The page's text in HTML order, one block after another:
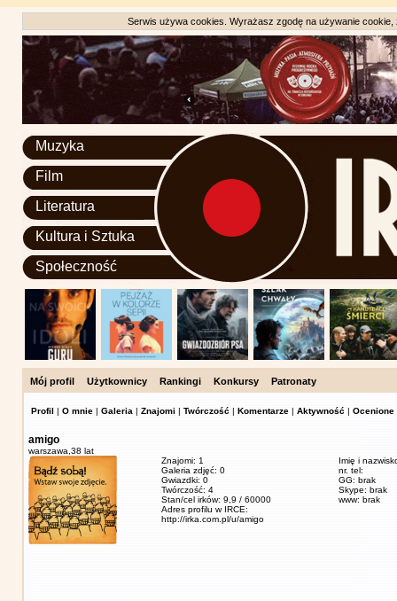
Serwis używa cookies. Wyrażasz zgodę na używanie
Muzyka
Film
Literatura
Kultura i Sztuka
Społeczność
Mój profil Użytkownicy Rankingi Konkursy Patronaty
Profil | O mnie | Galeria | Znajomi | Twórczość | Komentarze | Aktywność | Ocenione
amigo
warszawa, 38 lat
Znajomi: 1
Galeria zdjęć: 0
Gwiazdki: 0
Twórczość: 4
Stan/cel irków: 9,9 / 60000
Adres profilu w IRCE:
http://irka.com.pl/u/amigo
Imię i
nr. tel:
GG: brak
Skype: brak
www: brak